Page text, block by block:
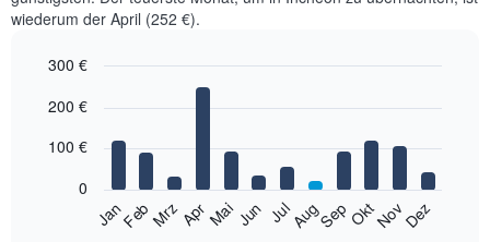
wiederum der April (252 €).
chart
12
bars.
folgende
graphic.
JanFebMrzAprMaiJun JulAugSep OktNovDez
0
100 €
200 €
300 €